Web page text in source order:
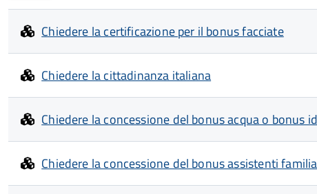
Chiedere la certificazione per il bonus facciate
Chiedere la cittadinanza italiana
Chiedere la concessione del bonus acqua o bonus
Chiedere la concessione del bonus assistenti